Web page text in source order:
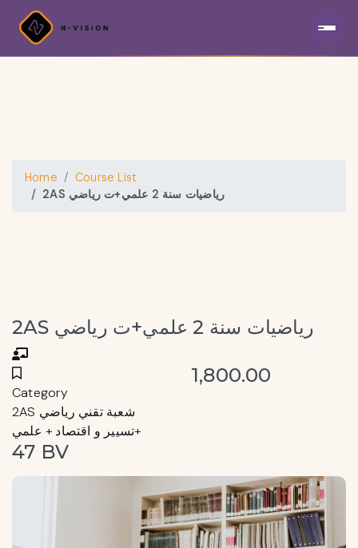
Home
Course List
2AS رياضيات سنة 2 علمي+ت رياضي
2AS رياضيات سنة 2 علمي+ت رياضي
Category
2AS شعبة تقني رياضي
+تسيير و اقتصاد + علمي
1,800.00
47 BV